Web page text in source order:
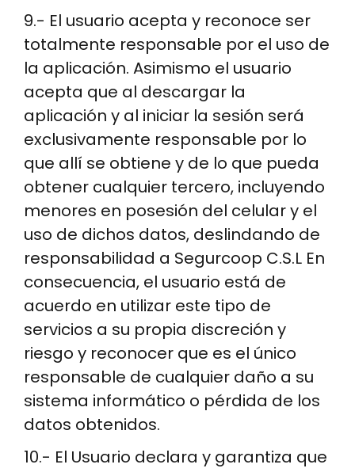
9.- El usuario acepta y reconoce ser
totalmente responsable por el uso de
la aplicación. Asimismo el usuario
acepta que al descargar la
aplicación y al iniciar la sesión será
exclusivamente responsable por lo
que allí se obtiene y de lo que pueda
obtener cualquier tercero, incluyendo
menores en posesión del celular y el
uso de dichos datos, deslindando de
responsabilidad a Segurcoop C.S.L En
consecuencia, el usuario está de
acuerdo en utilizar este tipo de
servicios a su propia discreción y
riesgo y reconocer que es el único
responsable de cualquier daño a su
sistema informático o pérdida de los
datos obtenidos.
10.- El Usuario declara y garantiza que